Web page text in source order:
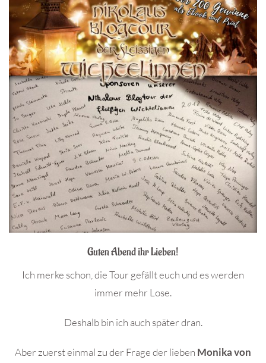
N
Guten Abend ihr Lieben!
Ich merke schon, die Tour gefällt euch und es werden
immer mehr Lose.
Deshalb bin ich auch später dran.
Aber zuerst einmal zu der Frage der lieben Monika von